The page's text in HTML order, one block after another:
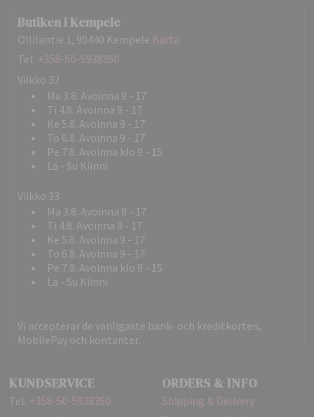
Butiken i Kempele
Ollilantie 1, 90440 Kempele Karta
Tel: +358-50-5938350
Viikko 32
Ma 3.8. Avoinna 9 - 17
Ti 4.8. Avoinna 9 - 17
Ke 5.8. Avoinna 9 - 17
To 6.8. Avoinna 9 - 17
Pe 7.8. Avoinna klo 9 - 15
La - Su Kiinni
Viikko 33
Ma 3.8. Avoinna 9 - 17
Ti 4.8. Avoinna 9 - 17
Ke 5.8. Avoinna 9 - 17
To 6.8. Avoinna 9 - 17
Pe 7.8. Avoinna klo 9 - 15
La - Su Kiinni
Vi accepterar de vanligaste bank- och kreditkorten,
MobilePay och kontanter.
KUNDSERVICE
Tel: +358-50-5938350
ORDERS & INFO
Shipping & Delivery